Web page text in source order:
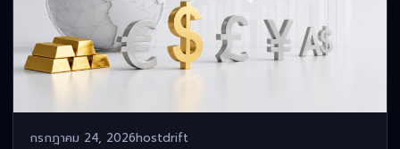
กรกฎาคม 24, 2026hostdrift